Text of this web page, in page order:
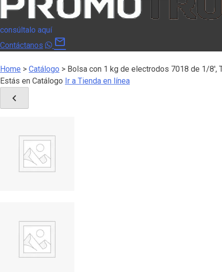
consúltalo aquí
Contáctanos
mail
Home > Catálogo > Bolsa con 1 kg de electrodos 7018 de 1/8′,
Estás en Catálogo Ir a Tienda en línea
chevron_left